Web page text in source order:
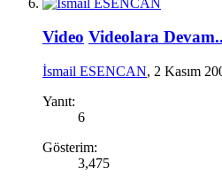
Video Videolara
İsmail ESENCAN, 2 Kasım
Yanıt:
6
Gösterim:
3,475